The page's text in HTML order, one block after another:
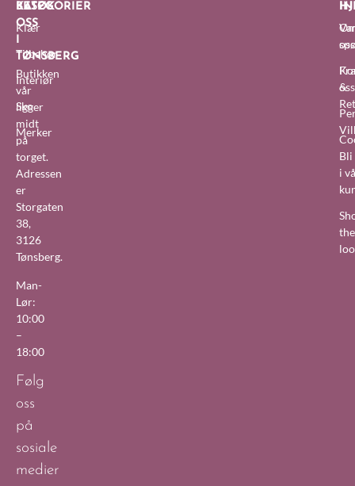
BESØK
OSS
I
TØNSBERG
Butikken
vår
ligger
midt
på
torget.
Adressen
er
Storgaten
38,
3126
Tønsberg.
Man-
Lør:
10:00
–
18:00
Følg
oss
på
sosiale
medier
KATEGORIER
Klær
Tilbehør
Interiør
Sko
Merker
oss
&
Bli
i
the
oss